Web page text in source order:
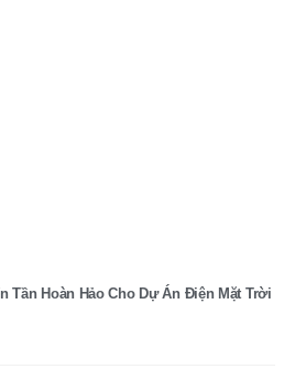
Tần Hoàn Hảo Cho Dự Án Điện Mặt Trời